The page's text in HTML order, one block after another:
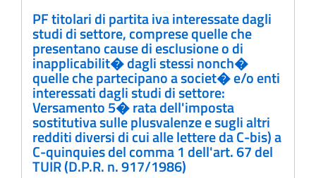
PF titolari di partita iva interessate dagli
studi di settore, comprese quelle che
presentano cause di esclusione o di
inapplicabilit� dagli stessi nonch�
quelle che partecipano a societ� e/o enti
interessati dagli studi di settore:
Versamento 5� rata dell'imposta
sostitutiva sulle plusvalenze e sugli altri
redditi diversi di cui alle lettere da C-bis) a
C-quinquies del comma 1 dell'art. 67 del
TUIR (D.P.R. n. 917/1986)